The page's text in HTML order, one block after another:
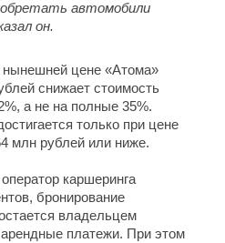
автомобили
он.
цене «Атома»
снижает стоимость
а не на полные 35%.
только при цене
млн рублей или ниже.
каршеринга
бронирование
владельцем
платежи. При этом